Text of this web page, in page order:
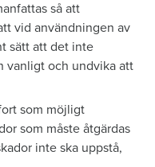
så att
vid användningen av
sätt att det inte
vanligt och undvika att
som möjligt
som måste åtgärdas
inte ska uppstå,